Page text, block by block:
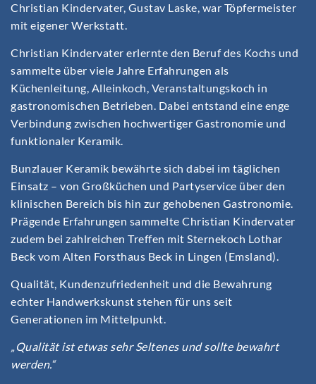
Christian Kindervater, Gustav Laske, war Töpfermeister
mit eigener Werkstatt.
Christian Kindervater erlernte den Beruf des Kochs und
sammelte über viele Jahre Erfahrungen als
Küchenleitung, Alleinkoch, Veranstaltungskoch in
gastronomischen Betrieben. Dabei entstand eine enge
Verbindung zwischen hochwertiger Gastronomie und
funktionaler Keramik.
Bunzlauer Keramik bewährte sich dabei im täglichen
Einsatz – von Großküchen und Partyservice über den
klinischen Bereich bis hin zur gehobenen Gastronomie.
Prägende Erfahrungen sammelte Christian Kindervater
zudem bei zahlreichen Treffen mit Sternekoch Lothar
Beck vom Alten Forsthaus Beck in Lingen (Emsland).
Qualität, Kundenzufriedenheit und die Bewahrung
echter Handwerkskunst stehen für uns seit
Generationen im Mittelpunkt.
„Qualität ist etwas sehr Seltenes und sollte bewahrt
werden.“